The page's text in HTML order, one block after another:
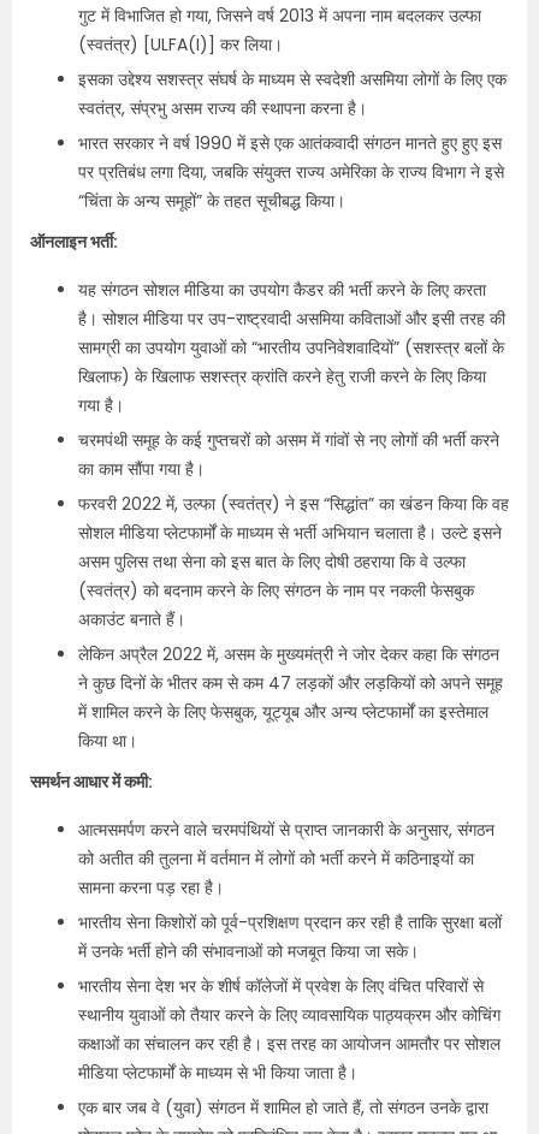
गुट में विभाजित हो गया, जिसने वर्ष 2013 में अपना नाम बदलकर उल्फा
(स्वतंत्र) [ULFA(I)] कर लिया।
इसका उद्देश्य सशस्त्र संघर्ष के माध्यम से स्वदेशी असमिया लोगों के लिए एक
स्वतंत्र, संप्रभु असम राज्य की स्थापना करना है।
भारत सरकार ने वर्ष 1990 में इसे एक आतंकवादी संगठन मानते हुए हुए इस
पर प्रतिबंध लगा दिया, जबकि संयुक्त राज्य अमेरिका के राज्य विभाग ने इसे
“चिंता के अन्य समूहों” के तहत सूचीबद्ध किया।
ऑनलाइन भर्ती:
यह संगठन सोशल मीडिया का उपयोग कैडर की भर्ती करने के लिए करता
है। सोशल मीडिया पर उप-राष्ट्रवादी असमिया कविताओं और इसी तरह की
सामग्री का उपयोग युवाओं को “भारतीय उपनिवेशवादियों” (सशस्त्र बलों के
खिलाफ) के खिलाफ सशस्त्र क्रांति करने हेतु राजी करने के लिए किया
गया है।
चरमपंथी समूह के कई गुप्तचरों को असम में गांवों से नए लोगों की भर्ती करने
का काम सौंपा गया है।
फरवरी 2022 में, उल्फा (स्वतंत्र) ने इस “सिद्धांत” का खंडन किया कि वह
सोशल मीडिया प्लेटफार्मों के माध्यम से भर्ती अभियान चलाता है। उल्टे इसने
असम पुलिस तथा सेना को इस बात के लिए दोषी ठहराया कि वे उल्फा
(स्वतंत्र) को बदनाम करने के लिए संगठन के नाम पर नकली फेसबुक
अकाउंट बनाते हैं।
लेकिन अप्रैल 2022 में, असम के मुख्यमंत्री ने जोर देकर कहा कि संगठन
ने कुछ दिनों के भीतर कम से कम 47 लड़कों और लड़कियों को अपने समूह
में शामिल करने के लिए फेसबुक, यूट्यूब और अन्य प्लेटफार्मों का इस्तेमाल
किया था।
समर्थन आधार में कमी:
आत्मसमर्पण करने वाले चरमपंथियों से प्राप्त जानकारी के अनुसार, संगठन
को अतीत की तुलना में वर्तमान में लोगों को भर्ती करने में कठिनाइयों का
सामना करना पड़ रहा है।
भारतीय सेना किशोरों को पूर्व-प्रशिक्षण प्रदान कर रही है ताकि सुरक्षा बलों
में उनके भर्ती होने की संभावनाओं को मजबूत किया जा सके।
भारतीय सेना देश भर के शीर्ष कॉलेजों में प्रवेश के लिए वंचित परिवारों से
स्थानीय युवाओं को तैयार करने के लिए व्यावसायिक पाठ्यक्रम और कोचिंग
कक्षाओं का संचालन कर रही है। इस तरह का आयोजन आमतौर पर सोशल
मीडिया प्लेटफार्मों के माध्यम से भी किया जाता है।
एक बार जब वे (युवा) संगठन में शामिल हो जाते हैं, तो संगठन उनके द्वारा